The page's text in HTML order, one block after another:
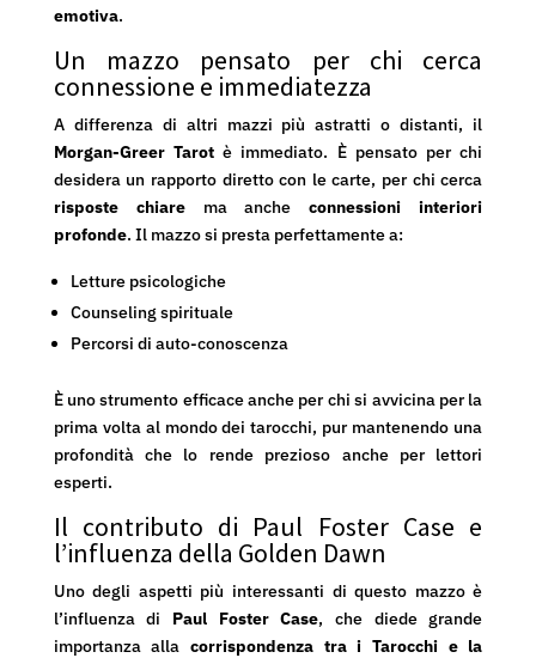
emotiva.
Un mazzo pensato per chi cerca
connessione e immediatezza
A differenza di altri mazzi più astratti o distanti, il
Morgan-Greer Tarot è immediato. È pensato per chi
desidera un rapporto diretto con le carte, per chi cerca
risposte chiarema ancheconnessioni interiori
profonde. Il mazzo si presta perfettamente a:
Letture psicologiche
Counseling spirituale
Percorsi di auto-conoscenza
È uno strumento efficace anche per chi si avvicina per la
prima volta al mondo dei tarocchi, pur mantenendo una
profondità che lo rende prezioso anche per lettori
esperti.
Il contributo di Paul Foster Case e
l’influenza della Golden Dawn
Uno degli aspetti più interessanti di questo mazzo è
l’influenza di Paul Foster Case, che diede grande
importanza allacorrispondenza tra i Tarocchi e la